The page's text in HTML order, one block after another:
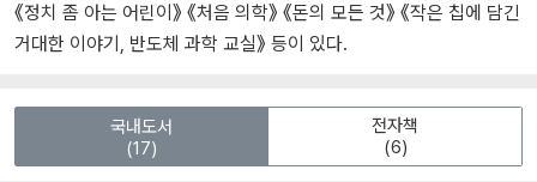
《정치 좀 아는 어린이》 《처음 의학》 《돈의 모든 것》 《작은 칩에 담긴
거대한 이야기, 반도체 과학 교실》 등이 있다.
국내도서
(17)
전자책
(6)